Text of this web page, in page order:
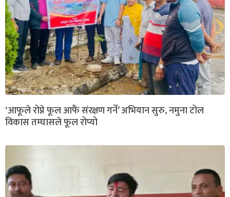
‘आफूले रोप्ने फूल आफैं संरक्षण गर्ने’ अभियान सुरु, नमुना टोल
विकास तम्घासले फूल रोप्यो